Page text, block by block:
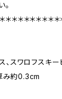
。
＊＊＊＊＊＊＊＊＊
、スワロフスキ
み約0.3cm